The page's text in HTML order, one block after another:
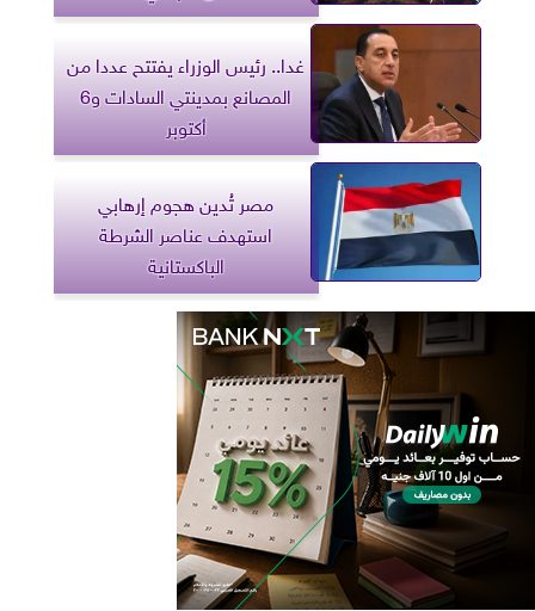
غدا.. رئيس الوزراء يفتتح عددا من
المصانع بمدينتي السادات و6
أكتوبر
مصر تُدين هجوم إرهابي
استهدف عناصر الشرطة
الباكستانية